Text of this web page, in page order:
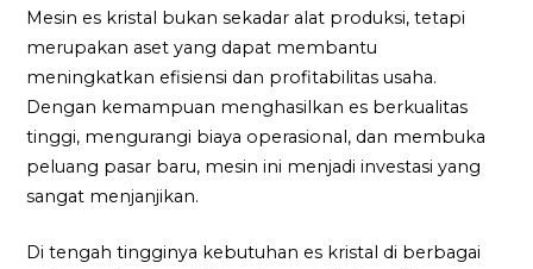
Mesin es kristal bukan sekadar alat produksi, tetapi
merupakan aset yang dapat membantu
meningkatkan efisiensi dan profitabilitas usaha.
Dengan kemampuan menghasilkan es berkualitas
tinggi, mengurangi biaya operasional, dan membuka
peluang pasar baru, mesin ini menjadi investasi yang
sangat menjanjikan.
Di tengah tingginya kebutuhan es kristal di berbagai